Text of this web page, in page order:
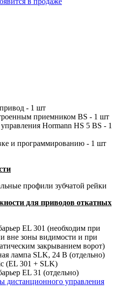
- 1 шт
приемником BS - 1 шт
Hormann HS 5 BS - 1
и программированию - 1 шт
профили зубчатой рейки
для приводов откатных
EL 301 (необходим при
вне зоны видимости и при
закрыванием ворот)
лампа SLK, 24 В (отдельно)
(EL 301 + SLK)
EL 31 (отдельно)
дистанционного управления